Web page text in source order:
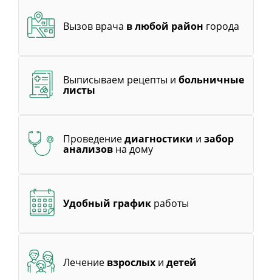
Вызов врача в любой район города
Выписываем рецепты и больничные
листы
Проведениедиагностики и забор
анализов на дому
Удобный график работы
Лечение взрослых и детей